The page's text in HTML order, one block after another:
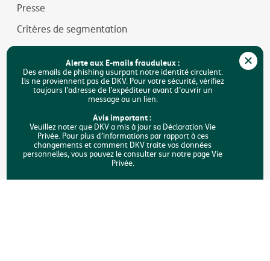
Presse
Critères de segmentation
Jobs
Durabilité
Accessibilité
Rechercher
Alerte aux E-mails frauduleux :
Des emails de phishing usurpant notre identité circulent.
Ils ne proviennent pas de DKV. Pour votre sécurité, vérifiez
toujours l’adresse de l’expéditeur avant d’ouvrir un
message ou un lien.
Avis important :
Veuillez noter que DKV a mis à jour sa Déclaration Vie
Privée. Pour plus d’informations par rapport à ces
changements et comment DKV traite vos données
personnelles, vous pouvez le consulter sur notre page Vie
Privée.